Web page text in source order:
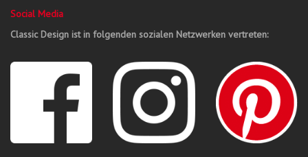
Social Media
Classic Design ist in folgenden sozialen Netzwerken vertreten: